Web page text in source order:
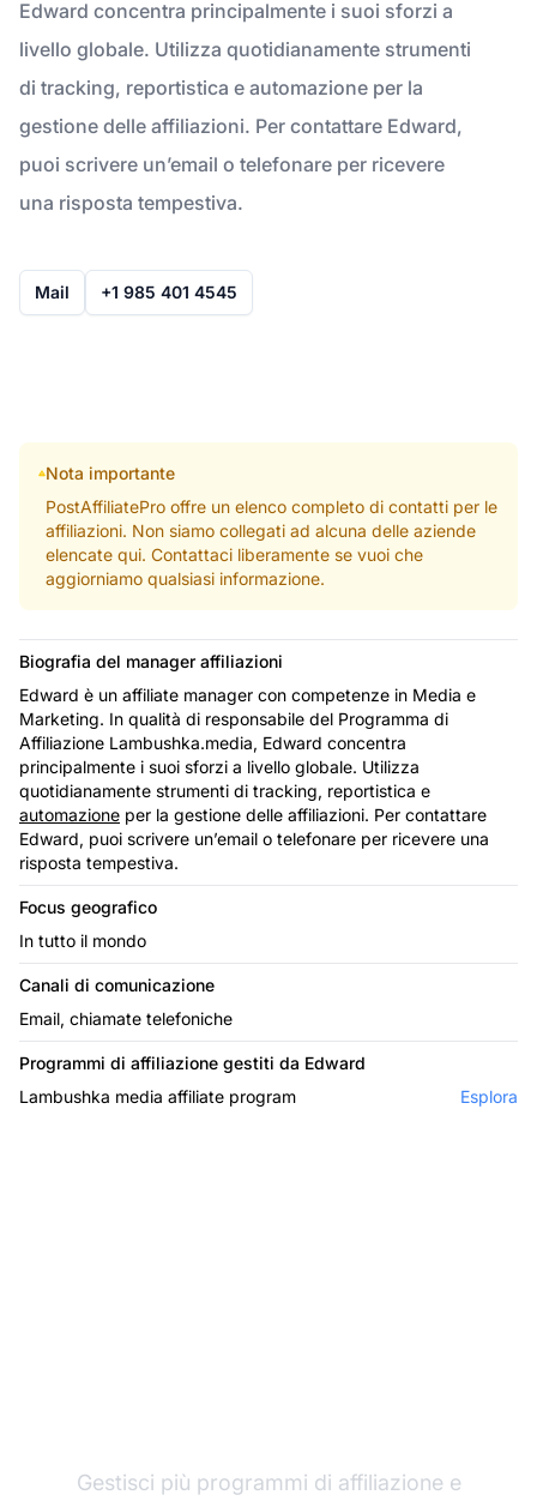
Edward concentra principalmente i suoi sforzi a
livello globale. Utilizza quotidianamente strumenti
di tracking, reportistica e automazione per la
gestione delle affiliazioni. Per contattare Edward,
puoi scrivere un’email o telefonare per ricevere
una risposta tempestiva.
Mail +1 985 401 4545
Nota importante
PostAffiliatePro offre un elenco completo di contatti per le
affiliazioni. Non siamo collegati ad alcuna delle aziende
elencate qui. Contattaci liberamente se vuoi che
aggiorniamo qualsiasi informazione.
Biografia del manager affiliazioni
Edward è un affiliate manager con competenze in Media e
Marketing. In qualità di responsabile del Programma di
Affiliazione Lambushka.media, Edward concentra
principalmente i suoi sforzi a livello globale. Utilizza
quotidianamente strumenti di tracking, reportistica e
automazione per la gestione delle affiliazioni. Per contattare
Edward, puoi scrivere un’email o telefonare per ricevere una
risposta tempestiva.
Focus geografico
In tutto il mondo
Canali di comunicazione
Email, chiamate telefoniche
Programmi di affiliazione gestiti da Edward
Lambushka media affiliate program
Esplora
Gestisci più programmi di affiliazione e